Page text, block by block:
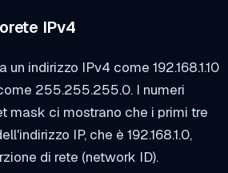
IPv4
indirizzo IPv4 come 192.168.1.10
255.255.255.0. I numeri
mask ci mostrano che i primi tre
IP, che è 192.168.1.0,
di rete (network ID).